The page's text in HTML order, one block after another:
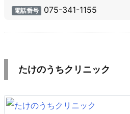
電話番号 075-341-1155
たけのうちクリニック